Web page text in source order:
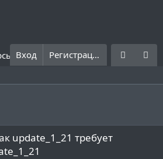
Что нового? Правила
Вход Регистрация
update_1_21 требует